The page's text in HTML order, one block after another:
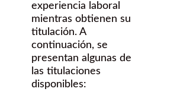
experiencia laboral
mientras obtienen su
titulación. A
continuación, se
presentan algunas de
las titulaciones
disponibles: